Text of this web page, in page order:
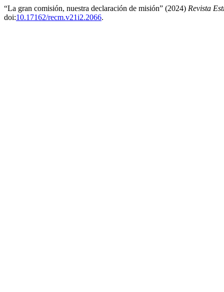
“La gran comisión, nuestra declaración de misión” (2024) Revista
doi:10.17162/recm.v21i2.2066.